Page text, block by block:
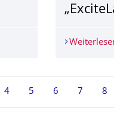
for Application for the
4 5 6 7 8